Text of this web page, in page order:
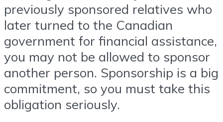
previously sponsored relatives who
later turned to the Canadian
government for financial assistance,
you may not be allowed to sponsor
another person. Sponsorship is a big
commitment, so you must take this
obligation seriously.